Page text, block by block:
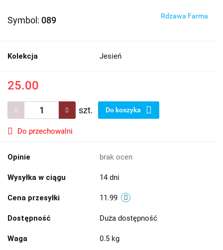
Symbol: 089 Rdzawa Farma
Kolekcja Jesień
25.00
szt. Do koszyka
Do przechowalni
Opinie brak ocen
Wysyłka w ciągu 14 dni
Cena przesyłki 11.99
Dostępność Duża dostępność
Waga 0.5 kg